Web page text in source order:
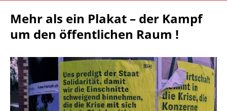
Mehr als ein Plakat – der Kampf
um den öffentlichen Raum !